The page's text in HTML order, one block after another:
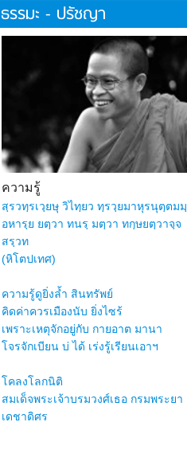
ธรรมะ - ปรัชญา
ความรู้
สฺรวทฺรเวฺยษุ วิไทฺยว ทฺรวฺยมาหุรนุตฺตมมฺ
อหารฺย ยตฺวา ทนรฺ มตฺวา ทกฺษยตฺวาจฺจ
สรฺวท
(หิโตปเทศ)
ความรู้ดูยิ่งล้ำ สินทรัพย์
คิดค่าควรเมืองนับ ยิ่งไซร้
เพราะเหตุจักอยู่กับ กายอาต มานา
โจรจักเบียน บ่ ได้ เร่งรู้เรียนเอาฯ
โคลงโลกนิติ
สมเด็จพระเจ้าบรมวงศ์เธอ กรมพระยา
เดชาดิศร